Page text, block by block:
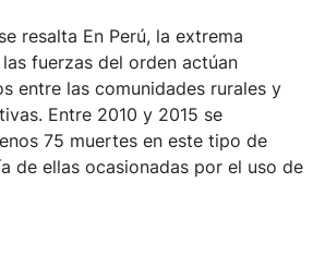
resalta En Perú, la extrema
fuerzas del orden actúan
entre las comunidades rurales y
Entre 2010 y 2015 se
75 muertes en este tipo de
de ellas ocasionadas por el uso de